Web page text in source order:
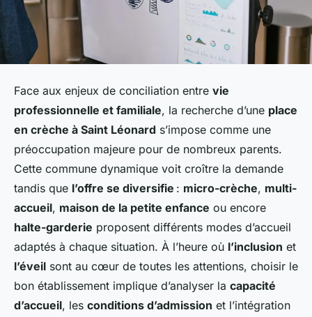
Face aux enjeux de conciliation entre vie
professionnelle et familiale, la recherche d’une place
en crèche à Saint Léonard s’impose comme une
préoccupation majeure pour de nombreux parents.
Cette commune dynamique voit croître la demande
tandis que l’offre se diversifie : micro-crèche, multi-
accueil, maison de la petite enfance ou encore
halte-garderie proposent différents modes d’accueil
adaptés à chaque situation. À l’heure où l’inclusion et
l’éveil sont au cœur de toutes les attentions, choisir le
bon établissement implique d’analyser la capacité
d’accueil, les conditions d’admission et l’intégration